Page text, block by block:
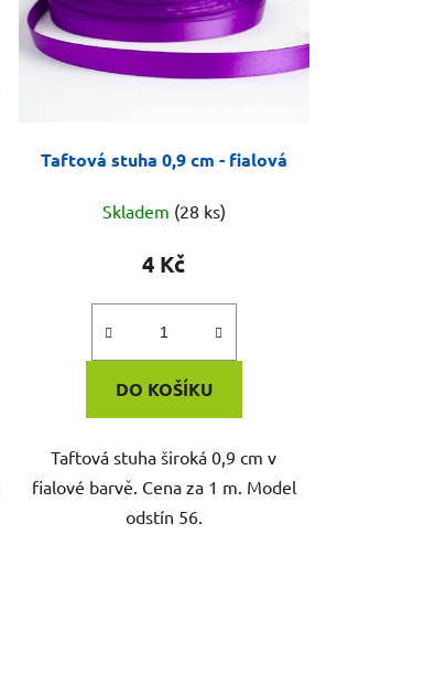
Taftová stuha 0,9 cm - fialová
Skladem (28 ks)
4 Kč
DO KOŠÍKU
Taftová stuha široká 0,9 cm v
fialové barvě. Cena za 1 m. Model
odstín 56.